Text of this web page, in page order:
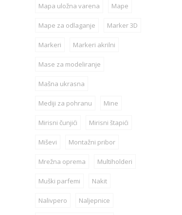
Mapa uložna varena Mape
Mape za odlaganje Marker 3D
Markeri Markeri akrilni
Mase za modeliranje
Mašna ukrasna
Mediji za pohranu Mine
Mirisni čunjići Mirisni štapići
Miševi Montažni pribor
Mrežna oprema Multiholderi
Muški parfemi Nakit
Nalivpero Naljepnice